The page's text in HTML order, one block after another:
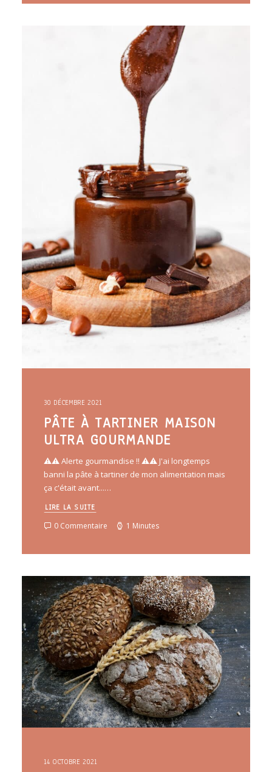
30 DÉCEMBRE 2021
PÂTE À TARTINER MAISON
ULTRA GOURMANDE
⚠️⚠️ Alerte gourmandise !! ⚠️⚠️ J'ai longtemps
banni la pâte à tartiner de mon alimentation mais
ça c'était avant...…
LIRE LA SUITE
0 Commentaire 1 Minutes
14 OCTOBRE 2021